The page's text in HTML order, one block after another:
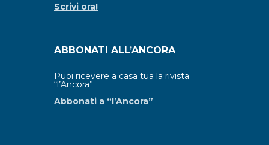
Scrivi ora!
ABBONATI ALL’ANCORA
Puoi ricevere a casa tua la rivista
“l’Ancora”
Abbonati a “l’Ancora”